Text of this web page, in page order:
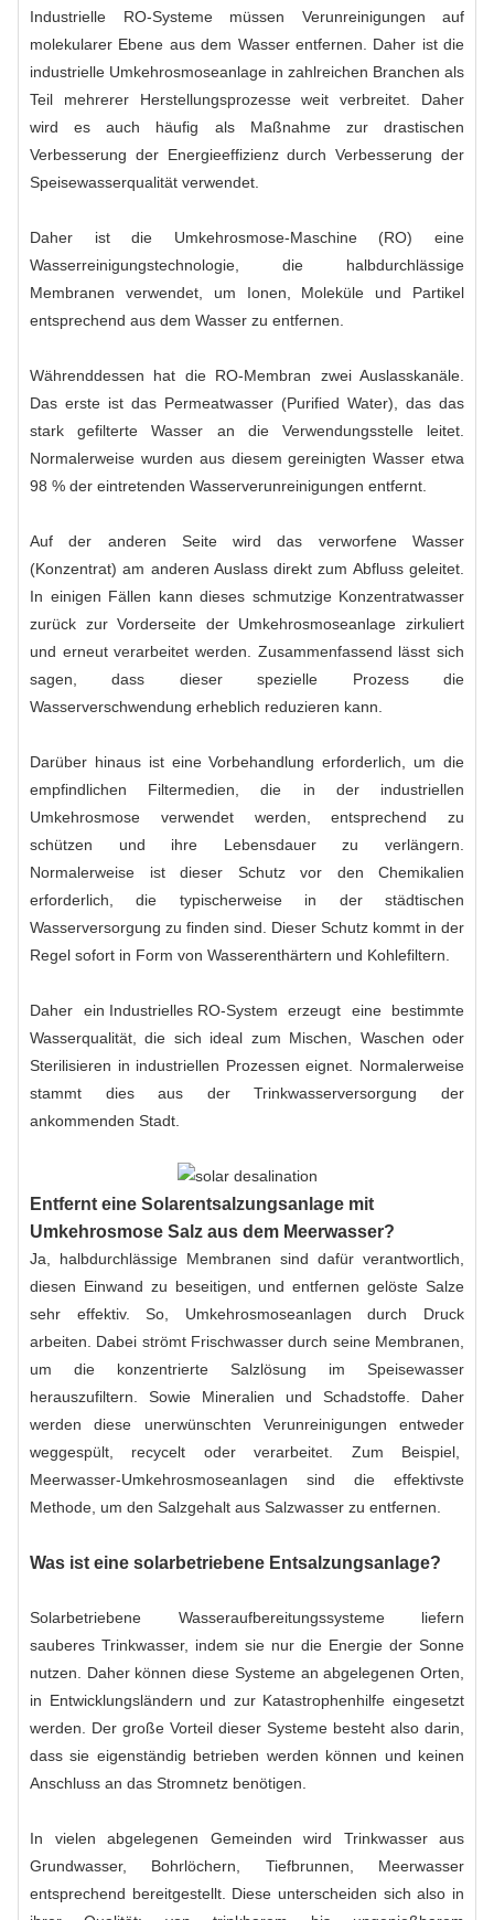
Industrielle RO-Systeme müssen Verunreinigungen auf
molekularer Ebene aus dem Wasser entfernen. Daher ist die
industrielle Umkehrosmoseanlage in zahlreichen Branchen als
Teil mehrerer Herstellungsprozesse weit verbreitet. Daher
wird es auch häufig als Maßnahme zur drastischen
Verbesserung der Energieeffizienz durch Verbesserung der
Speisewasserqualität verwendet.
Daher ist die Umkehrosmose-Maschine (RO) eine
Wasserreinigungstechnologie, die halbdurchlässige
Membranen verwendet, um Ionen, Moleküle und Partikel
entsprechend aus dem Wasser zu entfernen.
Währenddessen hat die RO-Membran zwei Auslasskanäle.
Das erste ist das Permeatwasser (Purified Water), das das
stark gefilterte Wasser an die Verwendungsstelle leitet.
Normalerweise wurden aus diesem gereinigten Wasser etwa
98 % der eintretenden Wasserverunreinigungen entfernt.
Auf der anderen Seite wird das verworfene Wasser
(Konzentrat) am anderen Auslass direkt zum Abfluss geleitet.
In einigen Fällen kann dieses schmutzige Konzentratwasser
zurück zur Vorderseite der Umkehrosmoseanlage zirkuliert
und erneut verarbeitet werden. Zusammenfassend lässt sich
sagen, dass dieser spezielle Prozess die
Wasserverschwendung erheblich reduzieren kann.
Darüber hinaus ist eine Vorbehandlung erforderlich, um die
empfindlichen Filtermedien, die in der industriellen
Umkehrosmose verwendet werden, entsprechend zu
schützen und ihre Lebensdauer zu verlängern.
Normalerweise ist dieser Schutz vor den Chemikalien
erforderlich, die typischerweise in der städtischen
Wasserversorgung zu finden sind. Dieser Schutz kommt in der
Regel sofort in Form von Wasserenthärtern und Kohlefiltern.
Daher ein Industrielles RO-System erzeugt eine bestimmte
Wasserqualität, die sich ideal zum Mischen, Waschen oder
Sterilisieren in industriellen Prozessen eignet. Normalerweise
stammt dies aus der Trinkwasserversorgung der
ankommenden Stadt.
Entfernt eine Solarentsalzungsanlage mit
Umkehrosmose Salz aus dem Meerwasser?
Ja, halbdurchlässige Membranen sind dafür verantwortlich,
diesen Einwand zu beseitigen, und entfernen gelöste Salze
sehr effektiv. So, Umkehrosmoseanlagen durch Druck
arbeiten. Dabei strömt Frischwasser durch seine Membranen,
um die konzentrierte Salzlösung im Speisewasser
herauszufiltern. Sowie Mineralien und Schadstoffe. Daher
werden diese unerwünschten Verunreinigungen entweder
weggespült, recycelt oder verarbeitet. Zum Beispiel,
Meerwasser-Umkehrosmoseanlagen sind die effektivste
Methode, um den Salzgehalt aus Salzwasser zu entfernen.
Was ist eine solarbetriebene Entsalzungsanlage?
Solarbetriebene Wasseraufbereitungssysteme liefern
sauberes Trinkwasser, indem sie nur die Energie der Sonne
nutzen. Daher können diese Systeme an abgelegenen Orten,
in Entwicklungsländern und zur Katastrophenhilfe eingesetzt
werden. Der große Vorteil dieser Systeme besteht also darin,
dass sie eigenständig betrieben werden können und keinen
Anschluss an das Stromnetz benötigen.
In vielen abgelegenen Gemeinden wird Trinkwasser aus
Grundwasser, Bohrlöchern, Tiefbrunnen, Meerwasser
entsprechend bereitgestellt. Diese unterscheiden sich also in